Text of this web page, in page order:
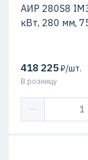
AИР 280S8
кВт, 280 мм,
418 225₽/шт.
В розницу